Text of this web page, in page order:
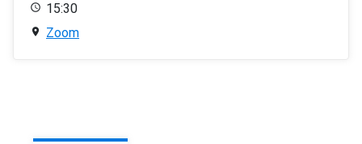
15:30
Zoom